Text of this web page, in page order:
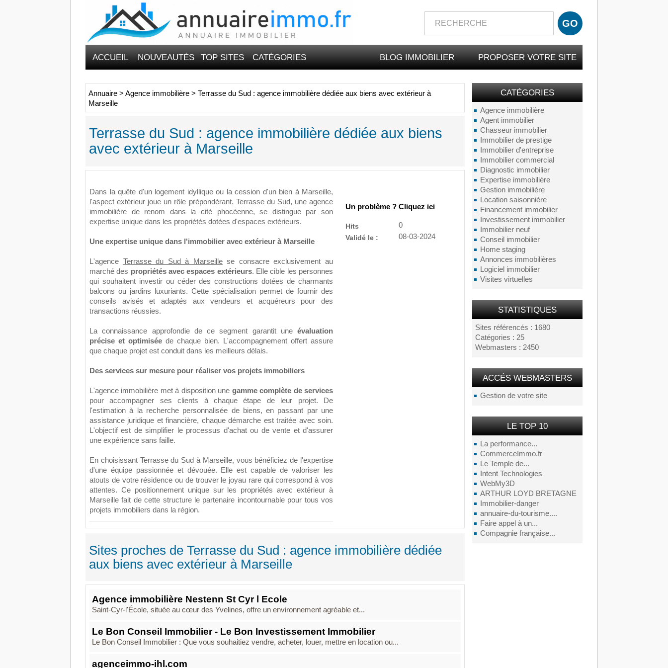
ACCUEIL NOUVEAUTÉS TOP SITES CATÉGORIES PROPOSER VOTRE SITE
BLOG IMMOBILIER
CATÉGORIES
Agence immobilière
Agent immobilier
Chasseur immobilier
Immobilier de prestige
Immobilier d'entreprise
Immobilier commercial
Diagnostic immobilier
Expertise immobilière
Gestion immobilière
Location saisonnière
Financement immobilier
Investissement immobilier
Immobilier neuf
Conseil immobilier
Home staging
Annonces immobilières
Logiciel immobilier
Visites virtuelles
STATISTIQUES
Sites référencés : 1680
Catégories : 25
Webmasters : 2450
ACCÉS WEBMASTERS
Gestion de votre site
LE TOP 10
La performance...
CommerceImmo.fr
Le Temple de...
Intent Technologies
WebMy3D
ARTHUR LOYD BRETAGNE
Immobilier-danger
annuaire-du-tourisme....
Faire appel à un...
Compagnie française...
Annuaire > Agence immobilière > Terrasse du Sud : agence immobilière dédiée aux biens avec extérieur à
Marseille
Terrasse du Sud : agence immobilière dédiée aux biens
avec extérieur à Marseille
Dans la quête d'un logement idyllique ou la cession d'un bien à Marseille,
l'aspect extérieur joue un rôle prépondérant. Terrasse du Sud, une agence
immobilière de renom dans la cité phocéenne, se distingue par son
expertise unique dans les propriétés dotées d'espaces extérieurs.
Une expertise unique dans l'immobilier avec extérieur à Marseille
L'agence Terrasse du Sud à Marseillese consacre exclusivement au
marché des propriétés avec espaces extérieurs. Elle cible les personnes
qui souhaitent investir ou céder des constructions dotées de charmants
balcons ou jardins luxuriants. Cette spécialisation permet de fournir des
conseils avisés et adaptés aux vendeurs et acquéreurs pour des
transactions réussies.
La connaissance approfondie de ce segment garantit une évaluation
précise et optimisée de chaque bien. L'accompagnement offert assure
que chaque projet est conduit dans les meilleurs délais.
Des services sur mesure pour réaliser vos projets immobiliers
L'agence immobilière met à disposition une gamme complète de services
pour accompagner ses clients à chaque étape de leur projet. De
l'estimation à la recherche personnalisée de biens, en passant par une
assistance juridique et financière, chaque démarche est traitée avec soin.
L'objectif est de simplifier le processus d'achat ou de vente et d'assurer
une expérience sans faille.
En choisissant Terrasse du Sud à Marseille, vous bénéficiez de l'expertise
d'une équipe passionnée et dévouée. Elle est capable de valoriser les
atouts de votre résidence ou de trouver le joyau rare qui correspond à vos
attentes. Ce positionnement unique sur les propriétés avec extérieur à
Marseille fait de cette structure le partenaire incontournable pour tous vos
projets immobiliers dans la région.
Un problème ? Cliquez ici
Hits
0
Validé le :
08-03-2024
Sites proches de Terrasse du Sud : agence immobilière dédiée
aux biens avec extérieur à Marseille
Agence immobilière Nestenn St Cyr l Ecole
Saint-Cyr-l'École, située au cœur des Yvelines, offre un environnement agréable et...
Le Bon Conseil Immobilier - Le Bon Investissement Immobilier
Le Bon Conseil Immobilier : Que vous souhaitiez vendre, acheter, louer, mettre en location ou...
agenceimmo-ihl.com